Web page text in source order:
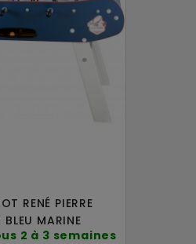
RENÉ PIERRE
BLEU MARINE
2 à 3 semaines